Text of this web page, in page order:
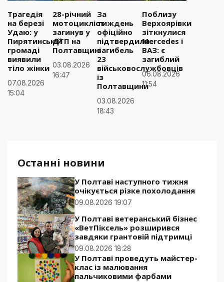
Останні новини
У Полтаві наступного тижня
очікується різке похолодання
09.08.2026 19:07
У Полтаві ветеранський бізнес
«ВетПіксель» розширився
завдяки грантовій підтримці
09.08.2026 18:28
У Полтаві проведуть майстер-
клас із малювання
пальчиковими фарбами
Трагедія
на березі
Удаю: у
Пирятинській
громаді
виявили
тіло жінки
07.08.2026
15:04
28-річний
мотоцикліст
загинув у
ДТП на
Полтавщині
03.08.2026
16:47
За
тиждень
офіційно
підтвердили
загибель
23
військовослужбовців
із
Полтавщини
03.08.2026
18:43
Поблизу
Верхоярівки
зіткнулися
Mercedes і
ВАЗ: є
загиблий
06.08.2026
11:54